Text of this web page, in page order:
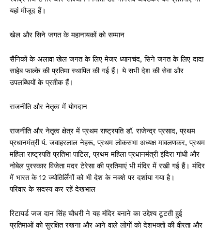
यहां मौजूद हैं।
खेल और सिने जगत के महानायकों को सम्मान
सैनिकों के अलावा खेल जगत के लिए मेजर ध्यानचंद, सिने जगत के लिए दादा
साहेब फाल्के की प्रतिमा स्थापित की गई हैं। ये सभी देश की सेवा और
उपलब्धियों के प्रतीक हैं।
राजनीति और नेतृत्व में योगदान
राजनीति और नेतृत्व क्षेत्र में प्रथम राष्ट्रपति डॉ. राजेन्द्र प्रसाद, प्रथम
प्रधानमंत्री पं. जवाहरलाल नेहरू, प्रथम लोकसभा अध्यक्ष मावलणकर, प्रथम
महिला राष्ट्रपति प्रतिभा पाटिल, प्रथम महिला प्रधानमंत्री इंदिरा गांधी और
नोबेल पुरस्कार विजेता मदर टेरेसा की प्रतिमाएं भी मंदिर में रखी गई हैं। मंदिर
में भारत के 12 ज्योतिर्लिंगों को भी देश के नक्शे पर दर्शाया गया है।
परिवार के सदस्य कर रहें देखभाल
रिटायर्ड जज दान सिंह चौधरी ने यह मंदिर बनाने का उद्देश्य टूटती हुई
प्रतिमाओं को सुरक्षित रखना और आने वाले लोगों को देशभक्तों की वीरता और